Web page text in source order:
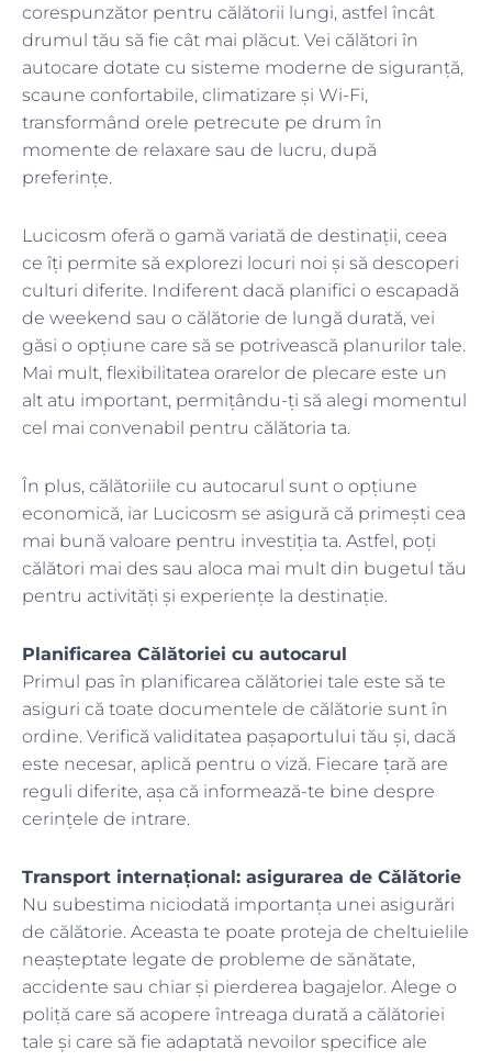
corespunzător pentru călătorii lungi, astfel încât
drumul tău să fie cât mai plăcut. Vei călători în
autocare dotate cu sisteme moderne de siguranță,
scaune confortabile, climatizare și Wi-Fi,
transformând orele petrecute pe drum în
momente de relaxare sau de lucru, după
preferințe.
Lucicosm oferă o gamă variată de destinații, ceea
ce îți permite să explorezi locuri noi și să descoperi
culturi diferite. Indiferent dacă planifici o escapadă
de weekend sau o călătorie de lungă durată, vei
găsi o opțiune care să se potrivească planurilor tale.
Mai mult, flexibilitatea orarelor de plecare este un
alt atu important, permițându-ți să alegi momentul
cel mai convenabil pentru călătoria ta.
În plus, călătoriile cu autocarul sunt o opțiune
economică, iar Lucicosm se asigură că primești cea
mai bună valoare pentru investiția ta. Astfel, poți
călători mai des sau aloca mai mult din bugetul tău
pentru activități și experiențe la destinație.
Planificarea Călătoriei cu autocarul
Primul pas în planificarea călătoriei tale este să te
asiguri că toate documentele de călătorie sunt în
ordine. Verifică validitatea pașaportului tău și, dacă
este necesar, aplică pentru o viză. Fiecare țară are
reguli diferite, așa că informează-te bine despre
cerințele de intrare.
Transport internațional: asigurarea de Călătorie
Nu subestima niciodată importanța unei asigurări
de călătorie. Aceasta te poate proteja de cheltuielile
neașteptate legate de probleme de sănătate,
accidente sau chiar și pierderea bagajelor. Alege o
poliță care să acopere întreaga durată a călătoriei
tale și care să fie adaptată nevoilor specifice ale